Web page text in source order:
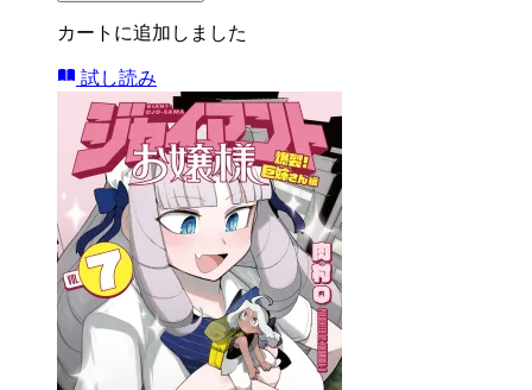
カートに追加しました
試し読み